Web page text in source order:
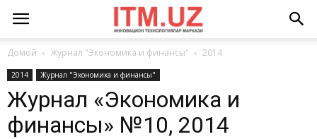
Домой Журнал "Экономика и финансы" 2014
2014 Журнал "Экономика и финансы"
Журнал «Экономика и
финансы» №10, 2014